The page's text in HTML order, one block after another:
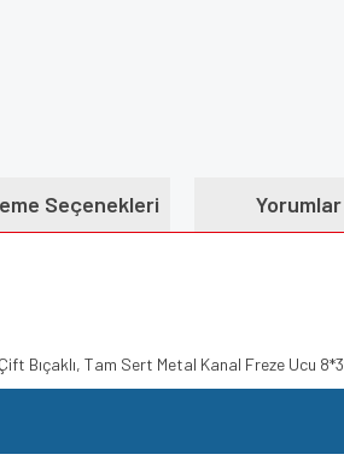
Seçenekleri Yorumlar
Bıçaklı, Tam Sert Metal Kanal Freze Ucu